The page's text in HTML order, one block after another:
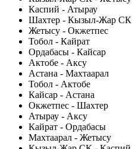
Каспий - Атырау
Шахтер - Кызыл-Жар СК
Жетысу - Окжетпес
Тобол - Кайрат
Ордабасы - Кайсар
Актобе - Аксу
Астана - Махтаарал
Тобол - Актобе
Кайсар - Астана
Окжетпес - Шахтер
Атырау - Аксу
Кайрат - Ордабасы
Махтаарал - Жетысу